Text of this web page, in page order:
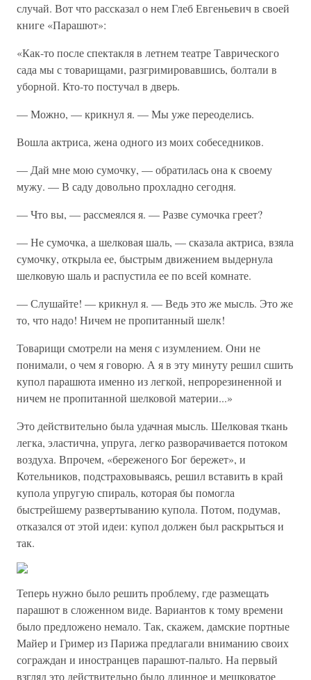
случай. Вот что рассказал о нем Глеб Евгеньевич в своей
книге «Парашют»:
«Как-то после спектакля в летнем театре Таврического
сада мы с товарищами, разгримировавшись, болтали в
уборной. Кто-то постучал в дверь.
— Можно, — крикнул я. — Мы уже переоделись.
Вошла актриса, жена одного из моих собеседников.
— Дай мне мою сумочку, — обратилась она к своему
мужу. — В саду довольно прохладно сегодня.
— Что вы, — рассмеялся я. — Разве сумочка греет?
— Не сумочка, а шелковая шаль, — сказала актриса, взяла
сумочку, открыла ее, быстрым движением выдернула
шелковую шаль и распустила ее по всей комнате.
— Слушайте! — крикнул я. — Ведь это же мысль. Это же
то, что надо! Ничем не пропитанный шелк!
Товарищи смотрели на меня с изумлением. Они не
понимали, о чем я говорю. А я в эту минуту решил сшить
купол парашюта именно из легкой, непрорезиненной и
ничем не пропитанной шелковой материи...»
Это действительно была удачная мысль. Шелковая ткань
легка, эластична, упруга, легко разворачивается потоком
воздуха. Впрочем, «береженого Бог бережет», и
Котельников, подстраховываясь, решил вставить в край
купола упругую спираль, которая бы помогла
быстрейшему развертыванию купола. Потом, подумав,
отказался от этой идеи: купол должен был раскрыться и
так.
Теперь нужно было решить проблему, где размещать
парашют в сложенном виде. Вариантов к тому времени
было предложено немало. Так, скажем, дамские портные
Майер и Гример из Парижа предлагали вниманию своих
сограждан и иностранцев парашют-пальто. На первый
взгляд это действительно было длинное и мешковатое